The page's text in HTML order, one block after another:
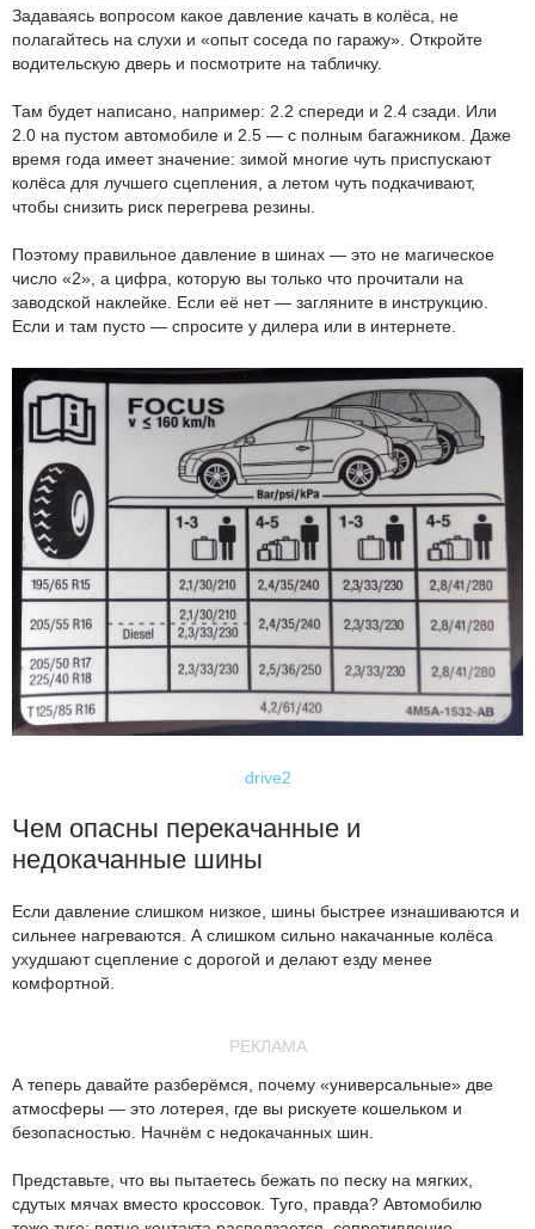
Задаваясь вопросом какое давление качать в колёса, не
полагайтесь на слухи и «опыт соседа по гаражу». Откройте
водительскую дверь и посмотрите на табличку.
Там будет написано, например: 2.2 спереди и 2.4 сзади. Или
2.0 на пустом автомобиле и 2.5 — с полным багажником. Даже
время года имеет значение: зимой многие чуть приспускают
колёса для лучшего сцепления, а летом чуть подкачивают,
чтобы снизить риск перегрева резины.
Поэтому правильное давление в шинах — это не магическое
число «2», а цифра, которую вы только что прочитали на
заводской наклейке. Если её нет — загляните в инструкцию.
Если и там пусто — спросите у дилера или в интернете.
drive2
Чем опасны перекачанные и
недокачанные шины
Если давление слишком низкое, шины быстрее изнашиваются и
сильнее нагреваются. А слишком сильно накачанные колёса
ухудшают сцепление с дорогой и делают езду менее
комфортной.
РЕКЛАМА
А теперь давайте разберёмся, почему «универсальные» две
атмосферы — это лотерея, где вы рискуете кошельком и
безопасностью. Начнём с недокачанных шин.
Представьте, что вы пытаетесь бежать по песку на мягких,
сдутых мячах вместо кроссовок. Туго, правда? Автомобилю